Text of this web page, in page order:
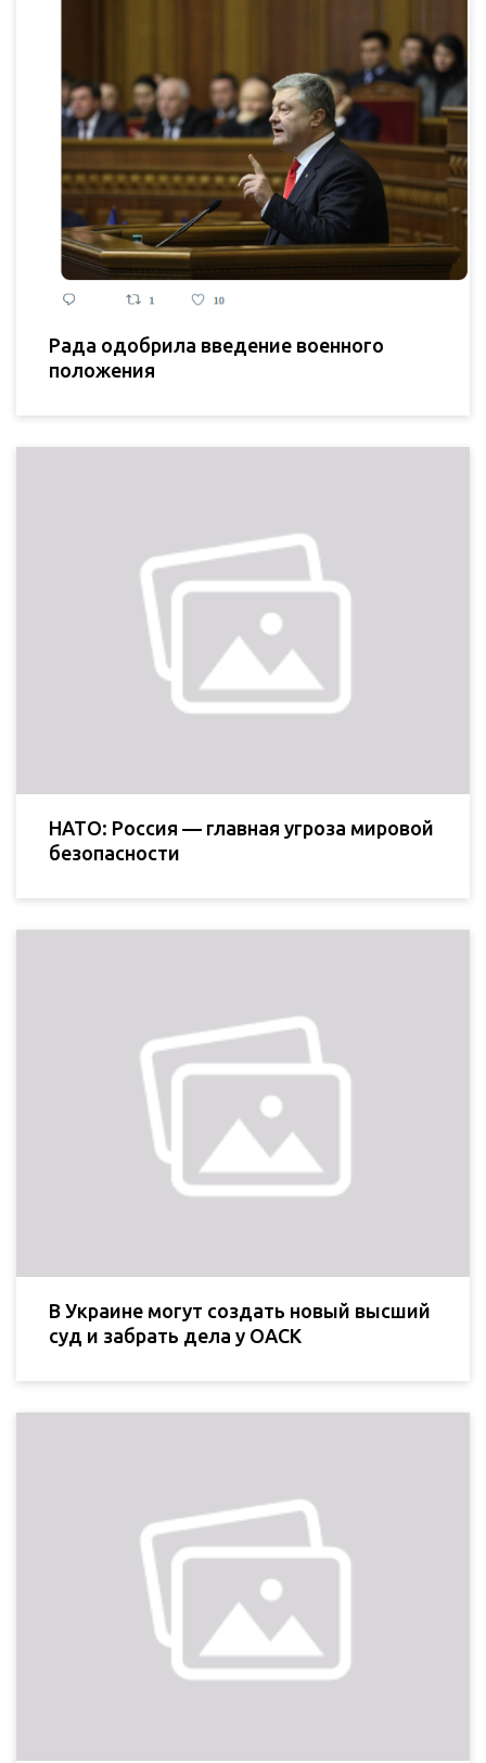
Рада одобрила введение военного
положения
НАТО: Россия — главная угроза мировой
безопасности
В Украине могут создать новый высший
суд и забрать дела у ОАСК